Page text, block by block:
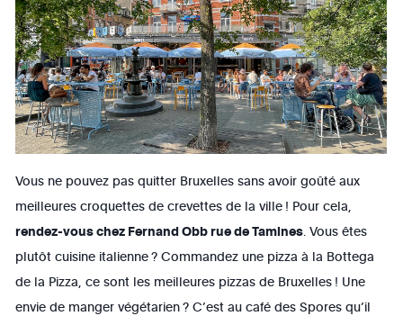
Vous ne pouvez pas quitter Bruxelles sans avoir goûté aux
meilleures croquettes de crevettes de la ville ! Pour cela,
rendez-vous chez Fernand Obb rue de Tamines . Vous êtes
plutôt cuisine italienne ? Commandez une pizza à la Bottega
de la Pizza, ce sont les meilleures pizzas de Bruxelles ! Une
envie de manger végétarien ? C’est au café des Spores qu’il